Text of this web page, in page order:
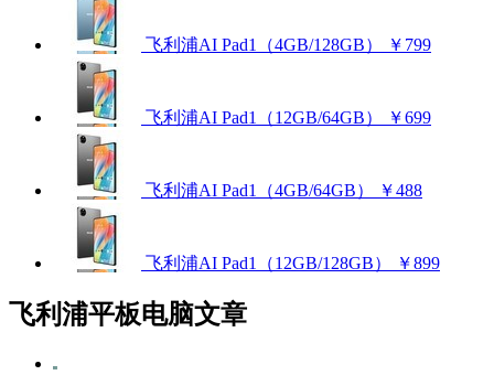
飞利浦AI Pad1（4GB/128GB） ￥799
飞利浦AI Pad1（12GB/64GB） ￥699
飞利浦AI Pad1（4GB/64GB） ￥488
飞利浦AI Pad1（12GB/128GB） ￥899
飞利浦平板电脑文章